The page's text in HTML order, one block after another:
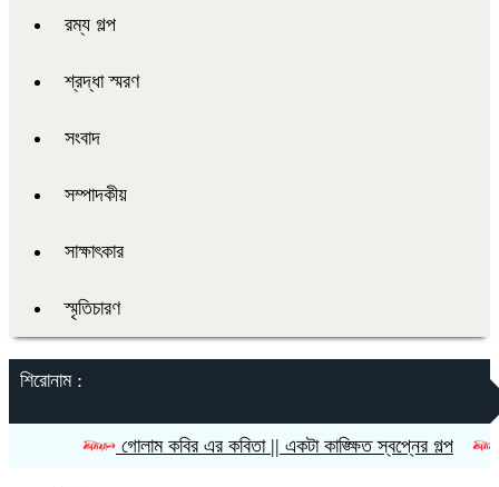
রম্য গল্প
শ্রদ্ধা স্মরণ
সংবাদ
সম্পাদকীয়
সাক্ষাৎকার
স্মৃতিচারণ
শিরোনাম :
গোলাম কবির এর কবিতা || একটা কাঙ্ক্ষিত স্বপ্নের গল্প রীতি